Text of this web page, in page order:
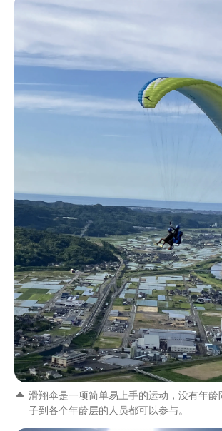
滑翔伞是一项简单易上手的运动，没有年
子到各个年龄层的人员都可以参与。